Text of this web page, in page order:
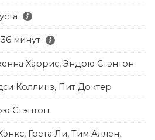
36 минут
Харрис, Эндрю Стэнтон
Коллинз, Пит Доктер
Стэнтон
Грета Ли, Тим Аллен,